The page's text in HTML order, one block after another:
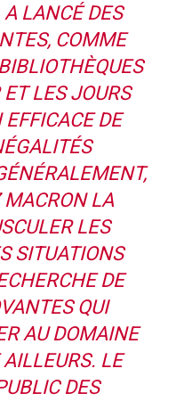
A LANCÉ DES
COMME
LES JOURS
DE
MACRON LA
LES
SITUATIONS
DE
QUI
AU DOMAINE
LE
DES